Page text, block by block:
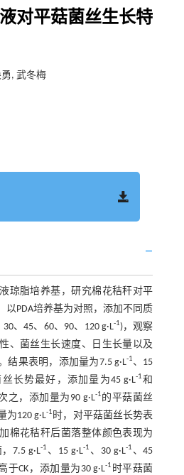
对平菇菌丝生长特
, 武冬梅
琼脂培养基，研究棉花秸秆对平
以PDA培养基为对照，添加不同质
、45、60、90、120 g·L-1)，观察
、菌丝生长速度、日生长量以及
结果表明，添加量为7.5 g·L-1、15
长势最好，添加量为45 g·L-1和
之，添加量为90 g·L-1的平菇菌丝
为120 g·L-1 时，对平菇菌丝长势表
棉花秸秆后菌落整体颜色表现为
7.5 g·L-1 、15 g·L-1 、30 g·L-1 、45
CK，添加量为30 g·L-1 时平菇菌